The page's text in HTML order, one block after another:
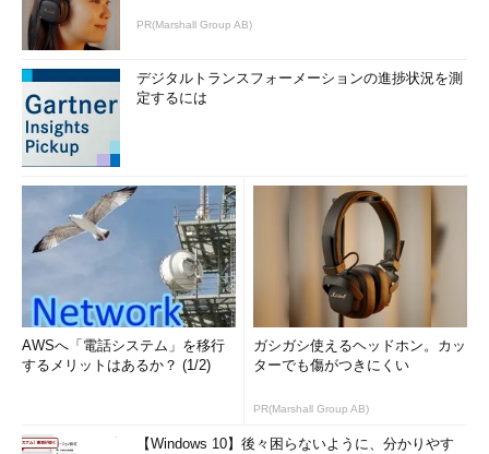
PR(Marshall Group AB)
デジタルトランスフォーメーションの進捗状況を測
定するには
AWSへ「電話システム」を移行
するメリットはあるか？ (1/2)
ガシガシ使えるヘッドホン。カッ
ターでも傷がつきにくい
PR(Marshall Group AB)
【Windows 10】後々困らないように、分かりやす